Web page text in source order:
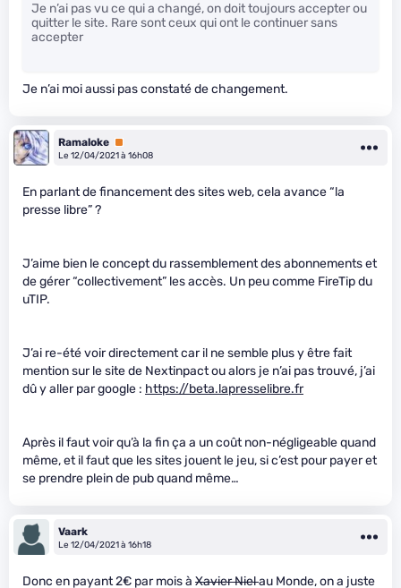
Je n’ai pas vu ce qui a changé, on doit toujours accepter ou
quitter le site. Rare sont ceux qui ont le continuer sans
accepter
Je n’ai moi aussi pas constaté de changement.
Ramaloke Premium
Le 12/04/2021 à 16h08
En parlant de financement des sites web, cela avance “la
presse libre” ?
J’aime bien le concept du rassemblement des abonnements et
de gérer “collectivement” les accès. Un peu comme FireTip du
uTIP.
J’ai re-été voir directement car il ne semble plus y être fait
mention sur le site de Nextinpact ou alors je n’ai pas trouvé, j’ai
dû y aller par google : https://beta.lapresselibre.fr
Après il faut voir qu’à la fin ça a un coût non-négligeable quand
même, et il faut que les sites jouent le jeu, si c’est pour payer et
se prendre plein de pub quand même…
Vaark
Le 12/04/2021 à 16h18
Donc en payant 2€ par mois à Xavier Nielau Monde, on a juste